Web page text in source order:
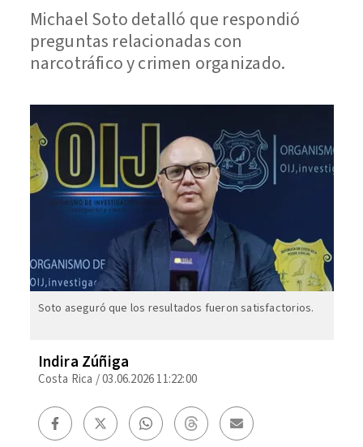
Michael Soto detalló que respondió
preguntas relacionadas con
narcotráfico y crimen organizado.
Soto aseguró que los resultados fueron satisfactorios.
Indira Zúñiga
Costa Rica /03.06.2026 11:22:00